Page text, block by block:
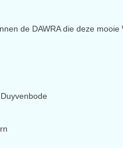
de DAWRA die deze